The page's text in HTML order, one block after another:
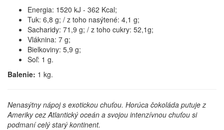
Energia: 1520 kJ - 362 Kcal;
Tuk: 6,8 g; / z toho nasýtené: 4,1 g;
Sacharidy: 71,9 g; / z toho cukry: 52,1g;
Vláknina: 7 g;
Bielkoviny: 5,9 g;
Soľ: 1 g.
Balenie: 1 kg.
Nenasýtny nápoj s exotickou chuťou. Horúca čokoláda putuje z
Ameriky cez Atlantický oceán a svojou intenzívnou chuťou si
podmaní celý starý kontinent.